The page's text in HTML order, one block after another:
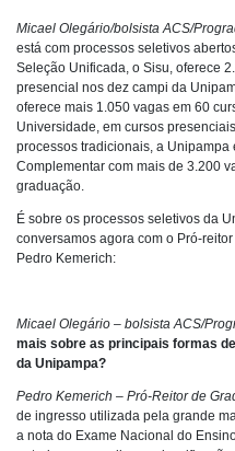
Micael Olegário/bolsista ACS/
está com processos seletivos
Seleção Unificada, o Sisu, oferece
presencial nos dez campi da
oferece mais 1.050 vagas em 60
Universidade, em cursos
processos tradicionais, a Unipampa
Complementar com mais de 3.200
graduação.
É sobre os processos seletivos da
conversamos agora com o Pró-
Pedro Kemerich:
Micael Olegário – bolsista ACS/
mais sobre as principais formas
da Unipampa?
Pedro Kemerich – Pró-Reitor de
de ingresso utilizada pela grande
a nota do Exame Nacional do